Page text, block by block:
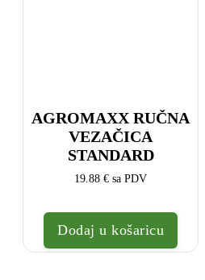
AGROMAXX RUČNA
VEZAČICA
STANDARD
19.88 € sa PDV
Dodaj u košaricu